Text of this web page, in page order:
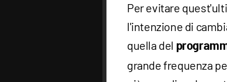
Per evitare
l'intenzione di
quella del
grande frequenza